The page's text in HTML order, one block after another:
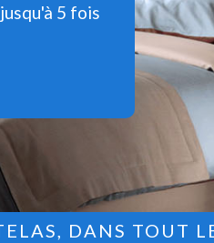
5 fois
DANS TOUT